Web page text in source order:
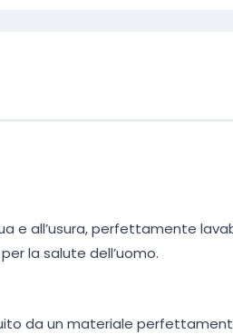
e all’usura, perfettamente
la salute dell’uomo.
da un materiale